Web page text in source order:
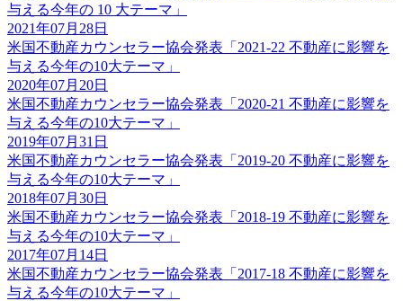
与える今年の 10 大テーマ」
2021年07月28日
米国不動産カウンセラー協会発表「2021-22 不動産に影響を
与える今年の10大テーマ」
2020年07月20日
米国不動産カウンセラー協会発表「2020-21 不動産に影響を
与える今年の10大テーマ」
2019年07月31日
米国不動産カウンセラー協会発表「2019-20 不動産に影響を
与える今年の10大テーマ」
2018年07月30日
米国不動産カウンセラー協会発表「2018-19 不動産に影響を
与える今年の10大テーマ」
2017年07月14日
米国不動産カウンセラー協会発表「2017-18 不動産に影響を
与える今年の10大テーマ」